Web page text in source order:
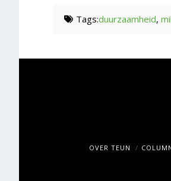
Tags:duurzaamheid,
OVER TEUN